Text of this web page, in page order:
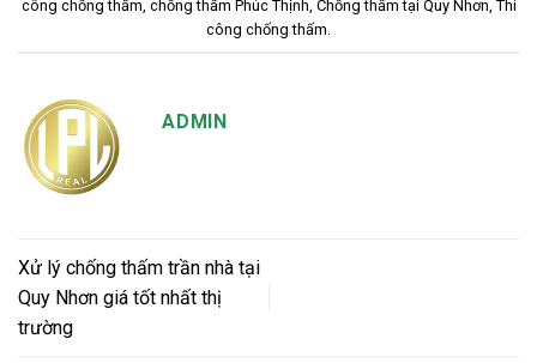
công chống thấm, chống thấm Phúc Thịnh, Chống thấm tại Quy Nhơn, Thi
công chống thấm.
ADMIN
Xử lý chống thấm trần nhà tại
Quy Nhơn giá tốt nhất thị
trường